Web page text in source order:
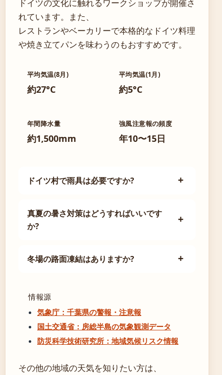
ドイツの文化に触れるワークショップが開催さ
れています。また、
レストランやベーカリーで本格的なドイツ料理
や焼き立てパンを味わうのもおすすめです。
平均気温(8月)
約27°C
平均気温(1月)
約5°C
年間降水量
約1,500mm
強風注意報の頻度
年10〜15日
ドイツ村で雨具は必要ですか?
真夏の暑さ対策はどうすればいいです
か?
冬場の路面凍結はありますか?
情報源
気象庁：千葉県の警報・注意報
国土交通省：房総半島の気象観測データ
防災科学技術研究所：地域気候リスク情報
その他の地域の天気を知りたい方は、